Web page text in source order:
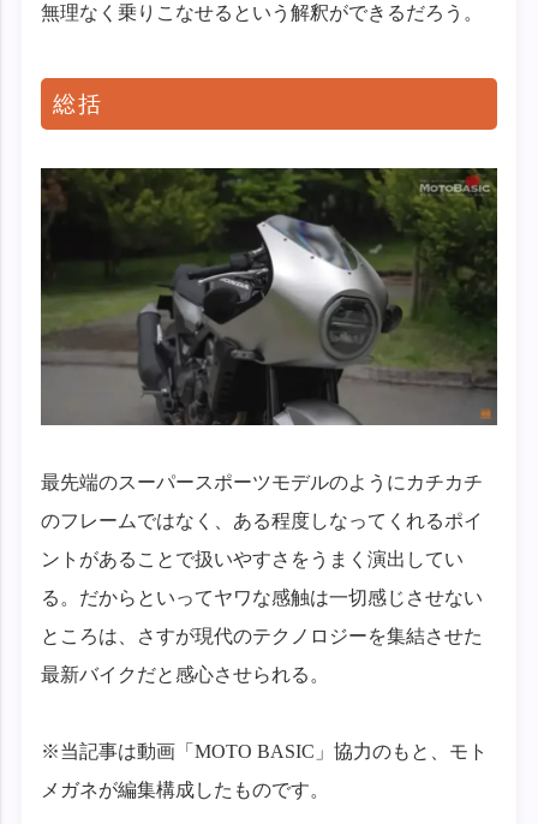
無理なく乗りこなせるという解釈ができるだろう。
総括
最先端のスーパースポーツモデルのようにカチカチ
のフレームではなく、ある程度しなってくれるポイ
ントがあることで扱いやすさをうまく演出してい
る。だからといってヤワな感触は一切感じさせない
ところは、さすが現代のテクノロジーを集結させた
最新バイクだと感心させられる。
※当記事は動画「MOTO BASIC」協力のもと、モト
メガネが編集構成したものです。